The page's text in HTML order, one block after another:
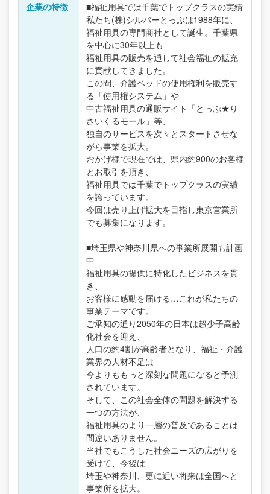
企業の特徴
■福祉用具では千葉でトップクラスの実績
私たち(株)シルバーとっぷは1988年に、
福祉用具の専門商社として誕生。千葉県
を中心に30年以上も
福祉用具の販売を通して社会福祉の拡充
に貢献してきました。
この間、介護ベッドの使用権利を販売す
る「使用権システム」や
中古福祉用具の通販サイト「とっぷ★り
さいくるモール」等、
独自のサービスを次々とスタートさせな
がら事業を拡大。
おかげ様で現在では、県内約900のお客様
とお取引を頂き、
福祉用具では千葉でトップクラスの実績
を誇っています。
今回は売り上げ拡大を目指し東京営業所
でも募集になります。
■埼玉県や神奈川県への事業所展開も計画
中
福祉用具の提供に特化したビジネスを貫
き、
お客様に感動を届ける…これが私たちの
事業テーマです。
ご承知の通り2050年の日本は超少子高齢
化社会を迎え、
人口の約4割が高齢者となり、福祉・介護
業界の人材不足は
今よりももっと深刻な問題になると予測
されています。
そして、この社会全体の問題を解決する
一つの方法が、
福祉用具のより一層の普及であることは
間違いありません。
当社でもこうした社会ニーズの広がりを
受けて、今後は
埼玉や神奈川、更に近い将来は全国へと
事業所を拡大。